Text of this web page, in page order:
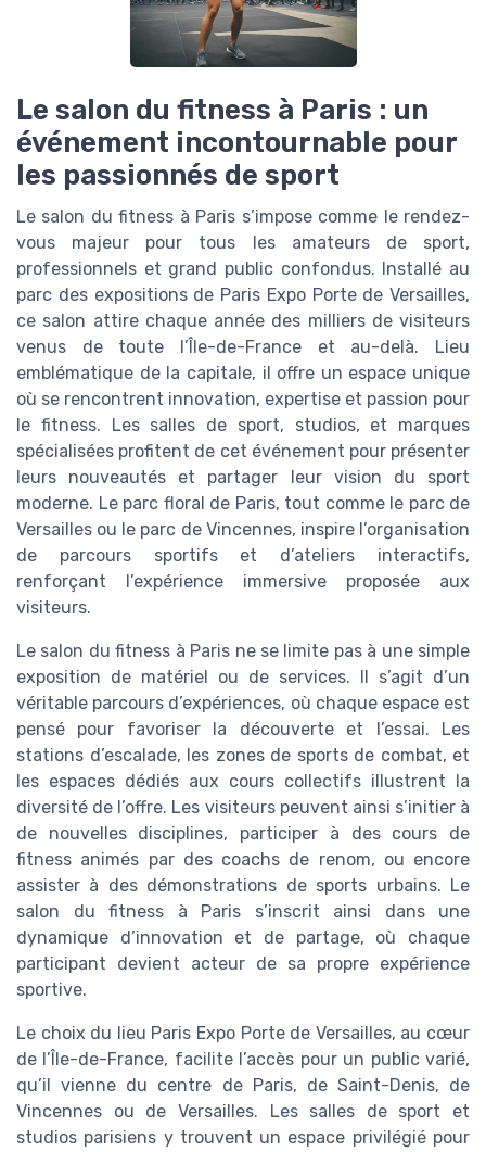
Le salon du fitness à Paris : un
événement incontournable pour
les passionnés de sport
Le salon du fitness à Paris s’impose comme le rendez-
vous majeur pour tous les amateurs de sport,
professionnels et grand public confondus. Installé au
parc des expositions de Paris Expo Porte de Versailles,
ce salon attire chaque année des milliers de visiteurs
venus de toute l’Île-de-France et au-delà. Lieu
emblématique de la capitale, il offre un espace unique
où se rencontrent innovation, expertise et passion pour
le fitness. Les salles de sport, studios, et marques
spécialisées profitent de cet événement pour présenter
leurs nouveautés et partager leur vision du sport
moderne. Le parc floral de Paris, tout comme le parc de
Versailles ou le parc de Vincennes, inspire l’organisation
de parcours sportifs et d’ateliers interactifs,
renforçant l’expérience immersive proposée aux
visiteurs.
Le salon du fitness à Paris ne se limite pas à une simple
exposition de matériel ou de services. Il s’agit d’un
véritable parcours d’expériences, où chaque espace est
pensé pour favoriser la découverte et l’essai. Les
stations d’escalade, les zones de sports de combat, et
les espaces dédiés aux cours collectifs illustrent la
diversité de l’offre. Les visiteurs peuvent ainsi s’initier à
de nouvelles disciplines, participer à des cours de
fitness animés par des coachs de renom, ou encore
assister à des démonstrations de sports urbains. Le
salon du fitness à Paris s’inscrit ainsi dans une
dynamique d’innovation et de partage, où chaque
participant devient acteur de sa propre expérience
sportive.
Le choix du lieu Paris Expo Porte de Versailles, au cœur
de l’Île-de-France, facilite l’accès pour un public varié,
qu’il vienne du centre de Paris, de Saint-Denis, de
Vincennes ou de Versailles. Les salles de sport et
studios parisiens y trouvent un espace privilégié pour